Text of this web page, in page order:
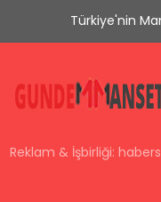
Türkiye'nin
Reklam & İşbirliği: